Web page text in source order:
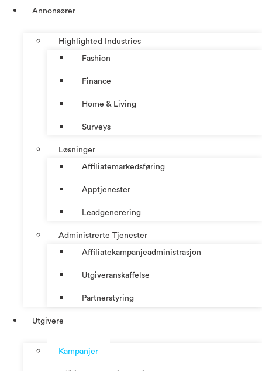
Annonsører
Highlighted Industries
Fashion
Finance
Home & Living
Surveys
Løsninger
Affiliatemarkedsføring
Apptjenester
Leadgenerering
Administrerte Tjenester
Affiliatekampanjeadministrasjon
Utgiveranskaffelse
Partnerstyring
Utgivere
Kampanjer